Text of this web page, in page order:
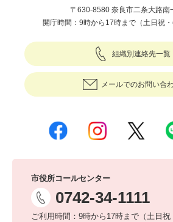
〒630-8580 奈良市二条大路南
開庁時間：9時から17時まで（土日祝・
組織別連絡先一覧
メールでのお問い合
市役所コールセンター
0742-34-1111
ご利用時間：9時から17時まで（土日祝